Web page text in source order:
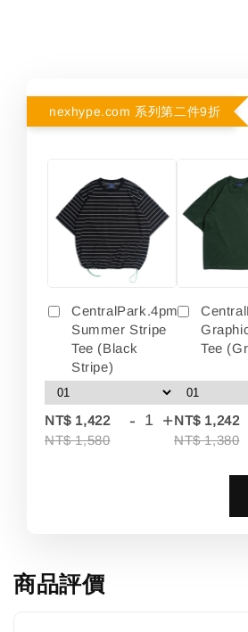
nexhype.com 系列第二件9折
CentralPark.4pm
Summer Stripe
Tee (Black
Stripe)
NT$ 1,422
NT$ 1,580
- +
Tee
NT$ 1,242
NT$ 1,380
商品評價